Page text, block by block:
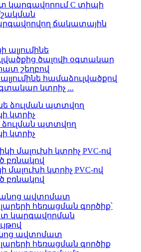
կարգավորում C տիպի
ճակատային
համաձուլվածքով
կտրիչ ...
ձուլման պտտվող
կտրիչ
մալուխի կտրիչ PVC-ով
բռնակով
ավտոմատ
հեռացման գործիք